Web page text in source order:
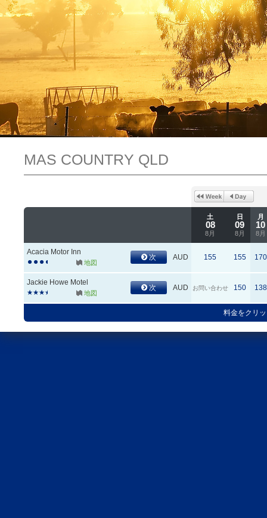
MAS COUNTRY QLD
土
08
8月
日
09
8月
月
10
8月
Acacia Motor Inn
地図
次 AUD 155 155 170
Jackie Howe Motel
地図
次 AUD お問い合わせ 150 138
料金をクリ